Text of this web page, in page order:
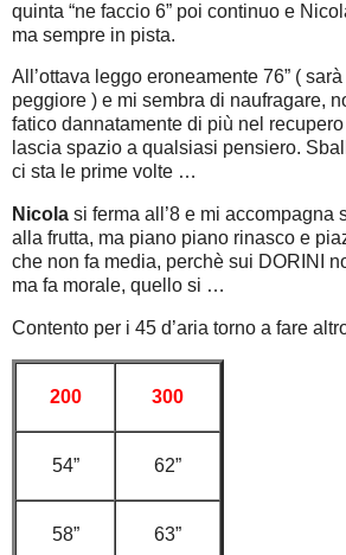
quinta “ne faccio 6” poi continuo e
ma sempre in pista.
All’ottava leggo eroneamente 76” (
peggiore ) e mi sembra di naufragare,
fatico dannatamente di più nel
lascia spazio a qualsiasi pensiero.
ci sta le prime volte …
Nicola si ferma all’8 e mi
alla frutta, ma piano piano rinasco e
che non fa media, perchè sui DORINI
ma fa morale, quello si …
Contento per i 45 d’aria torno a fare
200 300
54” 62”
58” 63”